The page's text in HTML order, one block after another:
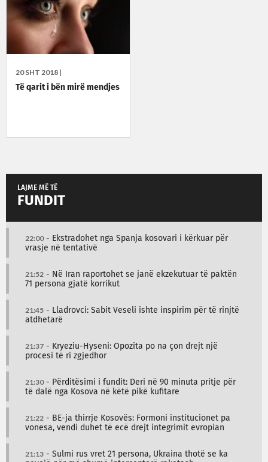
20 SHT 2018 |
Të qarit i bën mirë mendjes
LAJME MË TË
FUNDIT
22:00- Ekstradohet nga Spanja kosovari i kërkuar për
vrasje në tentativë
21:52 - Në Iran raportohet se janë ekzekutuar të paktën
71 persona gjatë korrikut
21:45 - Lladrovci: Sabit Veseli ishte inspirim për të rinjtë
atdhetarë
21:37 - Kryeziu-Hyseni: Opozita po na çon drejt një
procesi të ri zgjedhor
21:30- Përditësimi i fundit: Deri në 90 minuta pritje për
të dalë nga Kosova në këtë pikë kufitare
21:22 - BE-ja thirrje Kosovës: Formoni institucionet pa
vonesa, vendi duhet të ecë drejt integrimit evropian
21:13 - Sulmi rus vret 21 persona, Ukraina thotë se ka